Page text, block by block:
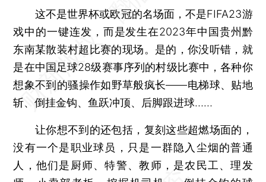
这不是世界杯或欧冠的名场面，不是FIFA23游
戏中的一键连发，而是发生在2023年中国贵州黔
东南某散装村超比赛的现场。是的，你没听错，就
是在中国足球28级赛事序列的村级比赛中，各种你
想象不到的骚操作如野草般疯长——电梯球、贴地
斩、倒挂金钩、鱼跃冲顶、后脚跟进球……
让你想不到的还包括，复刻这些超燃场面的，
没有一个是职业球员，只是一群隐入尘烟的普通
人，他们是厨师、特警、教师，是农民工、理发